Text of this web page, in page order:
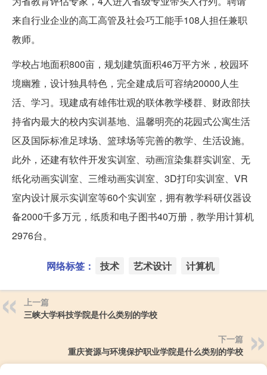
来自行业企业的高工高管及社会巧工能手108人担任兼职
教师。
学校占地面积800亩，规划建筑面积46万平方米，校园环
境幽雅，设计独具特色，完全建成后可容纳20000人生
活、学习。现建成有雄伟壮观的联体教学楼群、财政部扶
持省内最大的校内实训基地、温馨明亮的花园式公寓生活
区及国际标准足球场、篮球场等完善的教学、生活设施。
此外，还建有软件开发实训室、动画渲染集群实训室、无
纸化动画实训室、三维动画实训室、3D打印实训室、VR
室内设计展示实训室等60个实训室，拥有教学科研仪器设
备2000千多万元，纸质和电子图书40万册，教学用计算机
2976台。
网络标签： 技术 艺术设计 计算机
上一篇
三峡大学科技学院是什么类别的学校
下一篇
重庆资源与环境保护职业学院是什么类别的学校